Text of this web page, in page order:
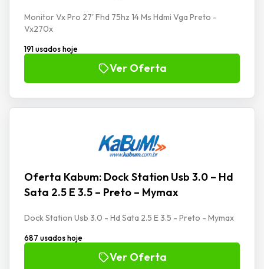
Monitor Vx Pro 27' Fhd 75hz 14 Ms Hdmi Vga Preto -
Vx270x
191 usados hoje
Ver Oferta
Oferta Kabum: Dock Station Usb 3.0 – Hd
Sata 2.5 E 3.5 – Preto – Mymax
Dock Station Usb 3.0 - Hd Sata 2.5 E 3.5 - Preto - Mymax
687 usados hoje
Ver Oferta